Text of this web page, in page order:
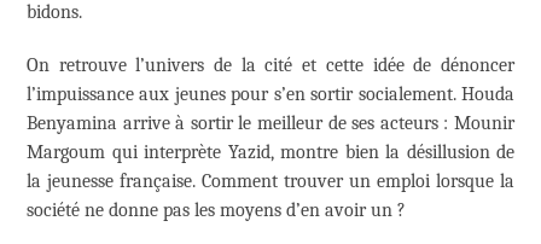
bidons.
On retrouve l’univers de la cité et cette idée de dénoncer
l’impuissance aux jeunes pour s’en sortir socialement. Houda
Benyamina arrive à sortir le meilleur de ses acteurs : Mounir
Margoum qui interprète Yazid, montre bien la désillusion de
la jeunesse française. Comment trouver un emploi lorsque la
société ne donne pas les moyens d’en avoir un ?